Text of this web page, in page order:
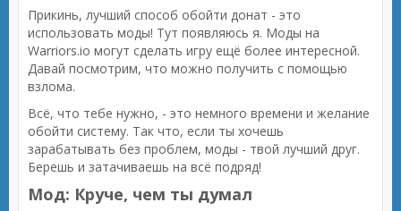
Прикинь, лучший способ обойти донат - это
использовать моды! Тут появляюсь я. Моды на
Warriors.io могут сделать игру ещё более интересной.
Давай посмотрим, что можно получить с помощью
взлома.
Всё, что тебе нужно, - это немного времени и желание
обойти систему. Так что, если ты хочешь
зарабатывать без проблем, моды - твой лучший друг.
Берешь и затачиваешь на всё подряд!
Мод: Круче, чем ты думал